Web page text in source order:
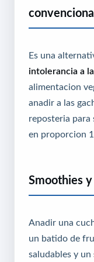
convencional
Es una
intolerancia a
alimentacion
anadir a las
reposteria
en proporcion
Smoothies
Anadir una
un batido de
saludables y un